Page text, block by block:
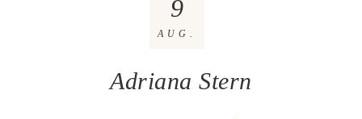
Adriana Stern
9
AUG.